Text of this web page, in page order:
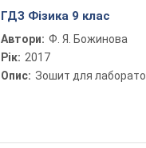
ГДЗ Фізика 9 клас
Автори: Ф. Я. Божинова
Рік: 2017
Опис: